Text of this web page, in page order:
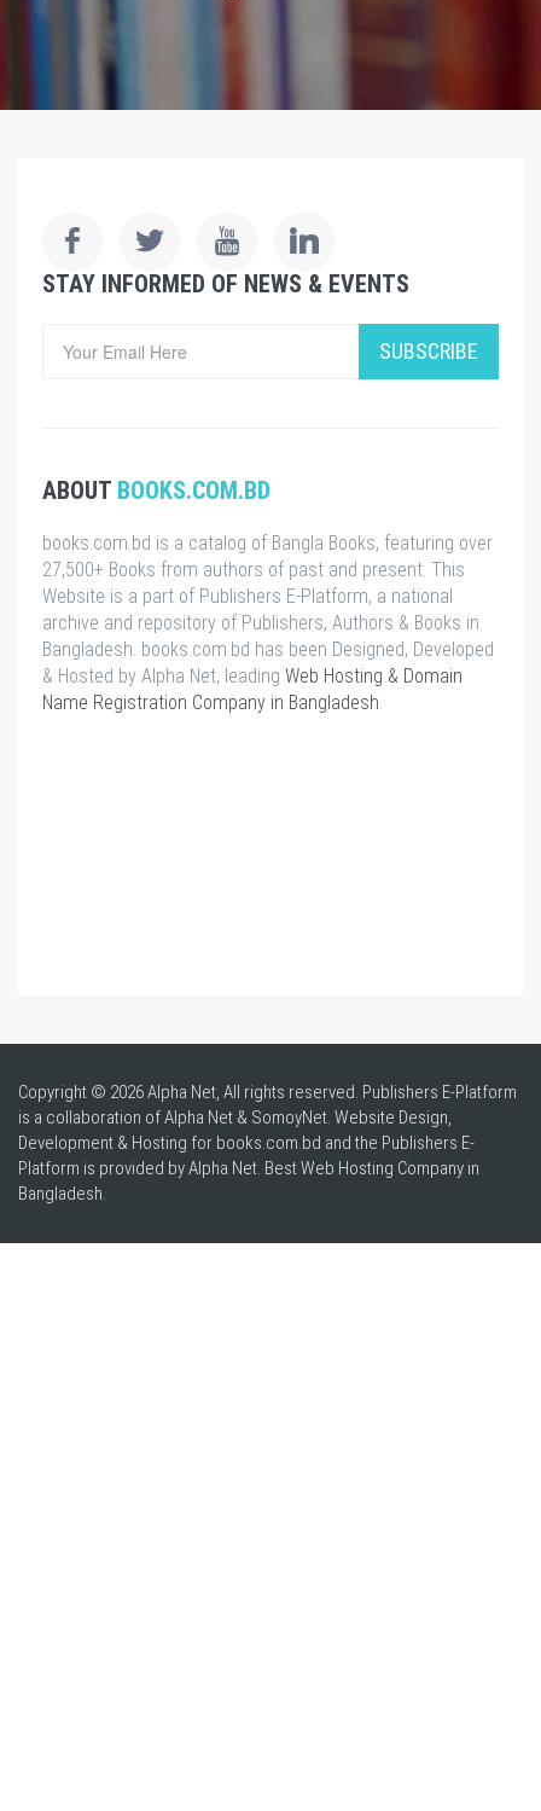
STAY INFORMED OF NEWS & EVENTS
SUBSCRIBE
ABOUT BOOKS.COM.BD
books.com.bd is a catalog of Bangla Books, featuring over
27,500+ Books from authors of past and present. This
Website is a part of Publishers E-Platform, a national
archive and repository of Publishers, Authors & Books in
Bangladesh. books.com.bd has been Designed, Developed
& Hosted by Alpha Net, leading Web Hosting & Domain
Name Registration Company in Bangladesh
Copyright © 2026 Alpha Net, All rights reserved. Publishers E-Platform
is a collaboration of Alpha Net & SomoyNet. Website Design,
Development & Hosting for books.com.bd and the Publishers E-
Platform is provided by Alpha Net. BestWeb Hosting Company in
Bangladesh.